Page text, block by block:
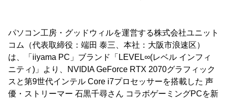
パソコン工房・グッドウィルを運営する株式会社ユニット
コム（代表取締役：端田 泰三、本社：大阪市浪速区）
は、「iiyama PC」ブランド「LEVEL∞(レベル インフィ
ニティ)」より、NVIDIA GeForce RTX 2070グラフィック
スと第9世代インテル Core i7プロセッサーを搭載した 声
優・ストリーマー 石黒千尋さん コラボゲーミングPCを新